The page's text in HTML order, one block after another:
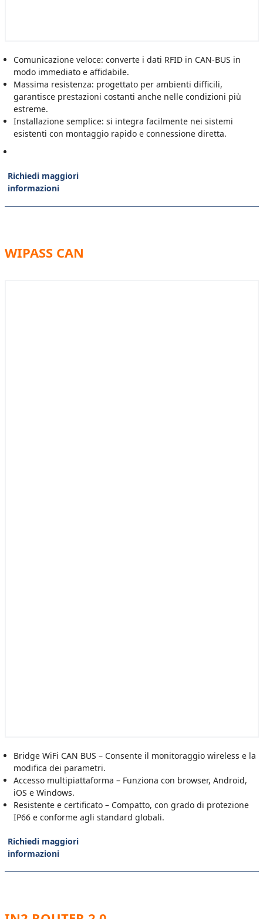
Comunicazione veloce: converte i dati RFID in CAN-BUS in
modo immediato e affidabile.
Massima resistenza: progettato per ambienti difficili,
garantisce prestazioni costanti anche nelle condizioni più
estreme.
Installazione semplice: si integra facilmente nei sistemi
esistenti con montaggio rapido e connessione diretta.
Richiedi maggiori
informazioni
WIPASS CAN
Bridge WiFi CAN BUS – Consente il monitoraggio wireless e la
modifica dei parametri.
Accesso multipiattaforma – Funziona con browser, Android,
iOS e Windows.
Resistente e certificato – Compatto, con grado di protezione
IP66 e conforme agli standard globali.
Richiedi maggiori
informazioni